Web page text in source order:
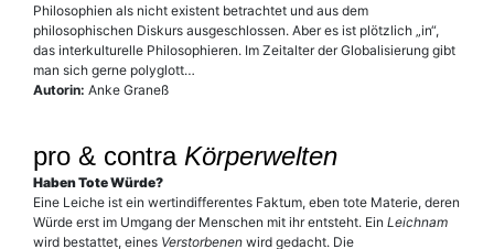
Philosophien als nicht existent betrachtet und aus dem
philosophischen Diskurs ausgeschlossen. Aber es ist plötzlich „in“,
das interkulturelle Philosophieren. Im Zeitalter der Globalisierung gibt
man sich gerne polyglott…
Autorin: Anke Graneß
pro & contra Körperwelten
Haben Tote Würde?
Eine Leiche ist ein wertindifferentes Faktum, eben tote Materie, deren
Würde erst im Umgang der Menschen mit ihr entsteht. Ein Leichnam
wird bestattet, eines Verstorbenen wird gedacht. Die